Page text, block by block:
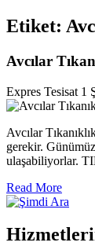
Close
Menu
Etiket:
Avcılar
Expres Tesisat 1
Avcılar
gerekir.
ulaşabiliyorlar.
Read MoreRead
More